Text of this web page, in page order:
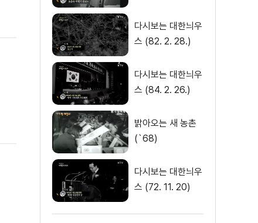
다시보는 대한늬우
스 (82. 2. 28.)
다시보는 대한늬우
스 (84. 2. 26.)
밝아오는 새 농촌
(`68)
다시보는 대한늬우
스 (72. 11. 20)